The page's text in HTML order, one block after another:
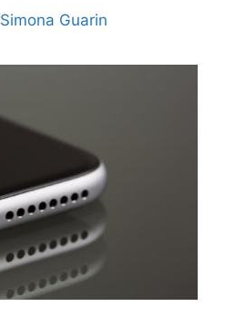
Simona Guarin